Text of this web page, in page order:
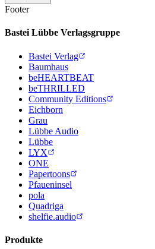
Footer
Bastei Lübbe Verlagsgruppe
Bastei Verlag
Baumhaus
beHEARTBEAT
beTHRILLED
Community Editions
Eichborn
Grau
Lübbe Audio
Lübbe
LYX
ONE
Papertoons
Pfaueninsel
pola
Quadriga
shelfie.audio
Produkte